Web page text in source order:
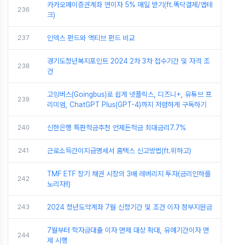
236
카카오페이증권계좌 연이자 5% 매일 받기(ft.똑닥결제/앱테
크)
237 인덱스 펀드와 액티브 펀드 비교
238
경기도청년복지포인트 2024 2차 3차 접수기간 및 자격 조
건
239
고잉버스(Goingbus)로 쉽게 넷플릭스, 디즈니+, 유튜브 프
리미엄, ChatGPT Plus(GPT-4)까지 저렴하게 구독하기
240 신한은행 특판적금추천 언제든적금 최대금리7.7%
241 근로소득간이지급명세서 홈택스 신고방법(ft.위하고)
242
TMF ETF 장기 채권 시장의 3배 레버리지 투자(금리인하를
노리자!!)
243 2024 청년도약계좌 7월 신청기간 및 조건 이자 정부지원금
244
7월부터 학자금대출 이자 면제 대상 확대, 유예기간이자 면
제 시행